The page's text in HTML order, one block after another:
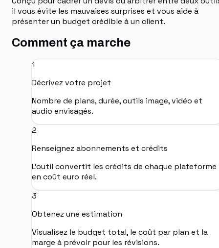
il vous évite les mauvaises surprises et vous aide à
présenter un budget crédible à un client.
Comment ça marche
1
Décrivez votre projet
Nombre de plans, durée, outils image, vidéo et
audio envisagés.
2
Renseignez abonnements et crédits
L'outil convertit les crédits de chaque plateforme
en coût euro réel.
3
Obtenez une estimation
Visualisez le budget total, le coût par plan et la
marge à prévoir pour les révisions.